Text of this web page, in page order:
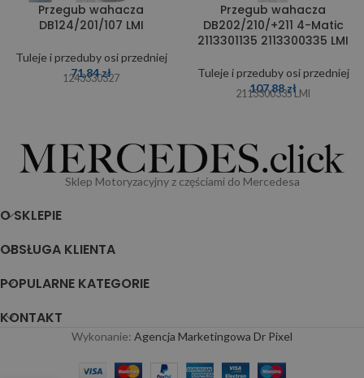
Przegub wahacza
DB124/201/107 LMI
Tuleje i przeduby osi przedniej
71,84zł
1243330327
Przegub wahacza
DB202/210/+211 4-Matic
2113301135 2113300335 LMI
Tuleje i przeduby osi przedniej
107,88zł
2113300335 LMI
Sklep Motoryzacyjny z częściami do Mercedesa
O SKLEPIE
OBSŁUGA KLIENTA
POPULARNE KATEGORIE
KONTAKT
Wykonanie: Agencja Marketingowa Dr Pixel